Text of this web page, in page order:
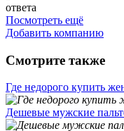
ответа
Посмотреть ещё
Добавить компанию
Смотрите также
Где недорого купить
Дешевые мужские